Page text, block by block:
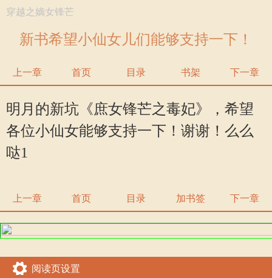
穿越之嫡女锋芒
新书希望小仙女儿们能够支持一下！
上一章 首页 目录 书架 下一章
明月的新坑《庶女锋芒之毒妃》，希望
各位小仙女能够支持一下！谢谢！么么
哒1
上一章 首页 目录 加书签 下一章
阅读页设置